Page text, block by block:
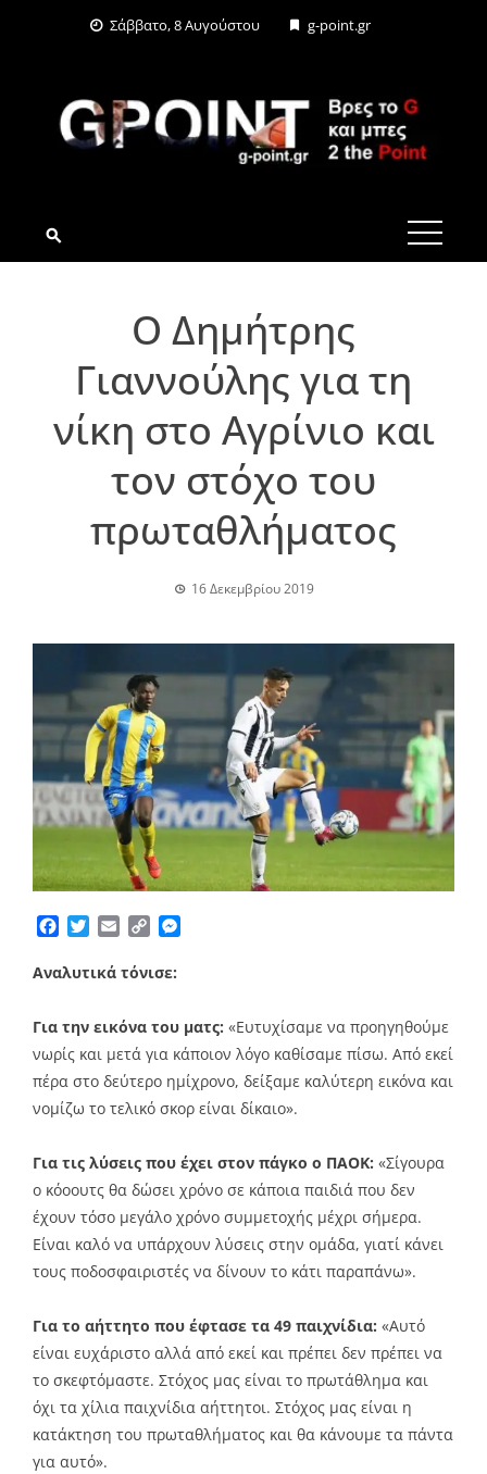
Σάββατο, 8 Αυγούστου g-point.gr
G-POINT.GR
Ο Δημήτρης
Γιαννούλης για τη
νίκη στο Αγρίνιο και
τον στόχο του
πρωταθλήματος
16 Δεκεμβρίου 2019
Facebook
TwitterEmailCopy
Αναλυτικά τόνισε:
Για την εικόνα του ματς: «Ευτυχίσαμε να προηγηθούμε
νωρίς και μετά για κάποιον λόγο καθίσαμε πίσω. Από εκεί
πέρα στο δεύτερο ημίχρονο, δείξαμε καλύτερη εικόνα και
νομίζω το τελικό σκορ είναι δίκαιο».
Για τις λύσεις που έχει στον πάγκο ο ΠΑΟΚ: «Σίγουρα
ο κόοουτς θα δώσει χρόνο σε κάποια παιδιά που δεν
έχουν τόσο μεγάλο χρόνο συμμετοχής μέχρι σήμερα.
Είναι καλό να υπάρχουν λύσεις στην ομάδα, γιατί κάνει
τους ποδοσφαιριστές να δίνουν το κάτι παραπάνω».
Για το αήττητο που έφτασε τα 49 παιχνίδια: «Αυτό
είναι ευχάριστο αλλά από εκεί και πρέπει δεν πρέπει να
το σκεφτόμαστε. Στόχος μας είναι το πρωτάθλημα και
όχι τα χίλια παιχνίδια αήττητοι. Στόχος μας είναι η
κατάκτηση του πρωταθλήματος και θα κάνουμε τα πάντα
για αυτό».